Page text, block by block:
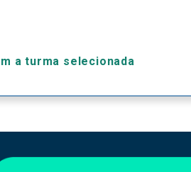
a turma selecionada